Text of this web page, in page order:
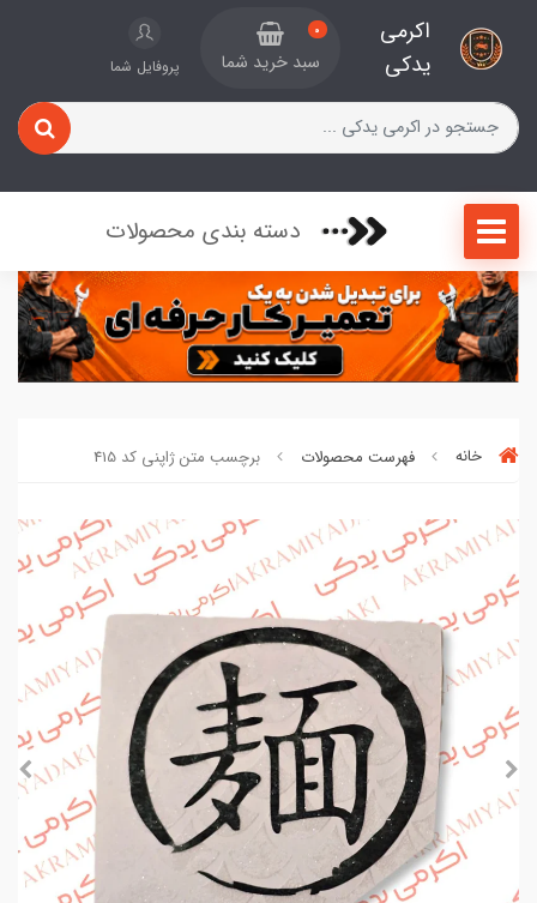
اکرمی
یدکی
0
سبد خرید شما پروفایل شما
دسته بندی محصولات
خانه فهرست محصولات برچسب متن ژاپنی کد 415